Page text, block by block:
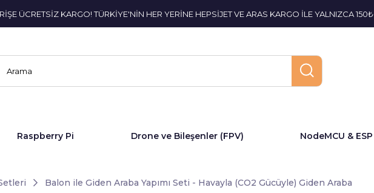
ÜCRETSİZ KARGO! TÜRKİYE'NİN HER YERİNE HEPSİJET VE ARAS KARGO İLE YALNIZCA 150₺
Raspberry Pi Drone ve Bileşenler (FPV) NodeMCU & ESP
Balon ile Giden Araba Yapımı Seti - Havayla (CO2 Gücüyle) Giden Araba